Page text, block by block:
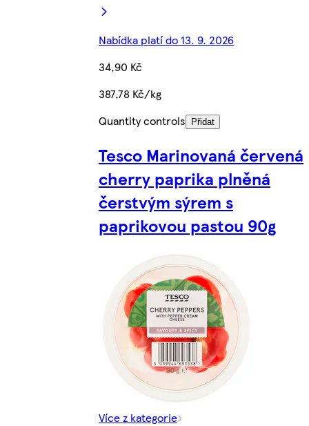
Nabídka platí do 13. 9. 2026
34,90 Kč
387,78 Kč/kg
Quantity controls
Přidat
Tesco Marinovaná červená
cherry paprika plněná
čerstvým sýrem s
paprikovou pastou 90g
Více z kategorie